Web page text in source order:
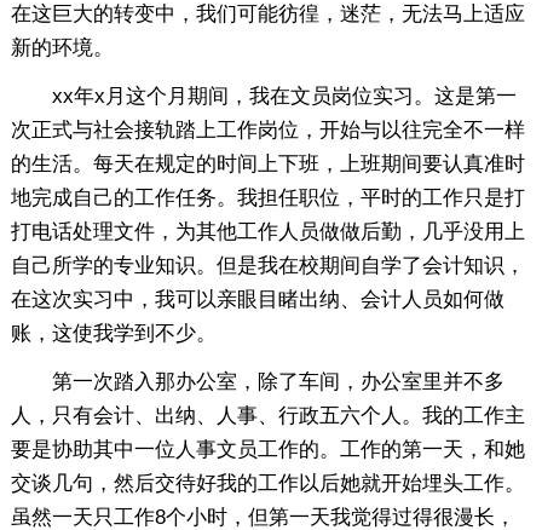
在这巨大的转变中，我们可能彷徨，迷茫，无法马上适应
新的环境。
xx年x月这个月期间，我在文员岗位实习。这是第一
次正式与社会接轨踏上工作岗位，开始与以往完全不一样
的生活。每天在规定的时间上下班，上班期间要认真准时
地完成自己的工作任务。我担任职位，平时的工作只是打
打电话处理文件，为其他工作人员做做后勤，几乎没用上
自己所学的专业知识。但是我在校期间自学了会计知识，
在这次实习中，我可以亲眼目睹出纳、会计人员如何做
账，这使我学到不少。
第一次踏入那办公室，除了车间，办公室里并不多
人，只有会计、出纳、人事、行政五六个人。我的工作主
要是协助其中一位人事文员工作的。工作的第一天，和她
交谈几句，然后交待好我的工作以后她就开始埋头工作。
虽然一天只工作8个小时，但第一天我觉得过得很漫长，